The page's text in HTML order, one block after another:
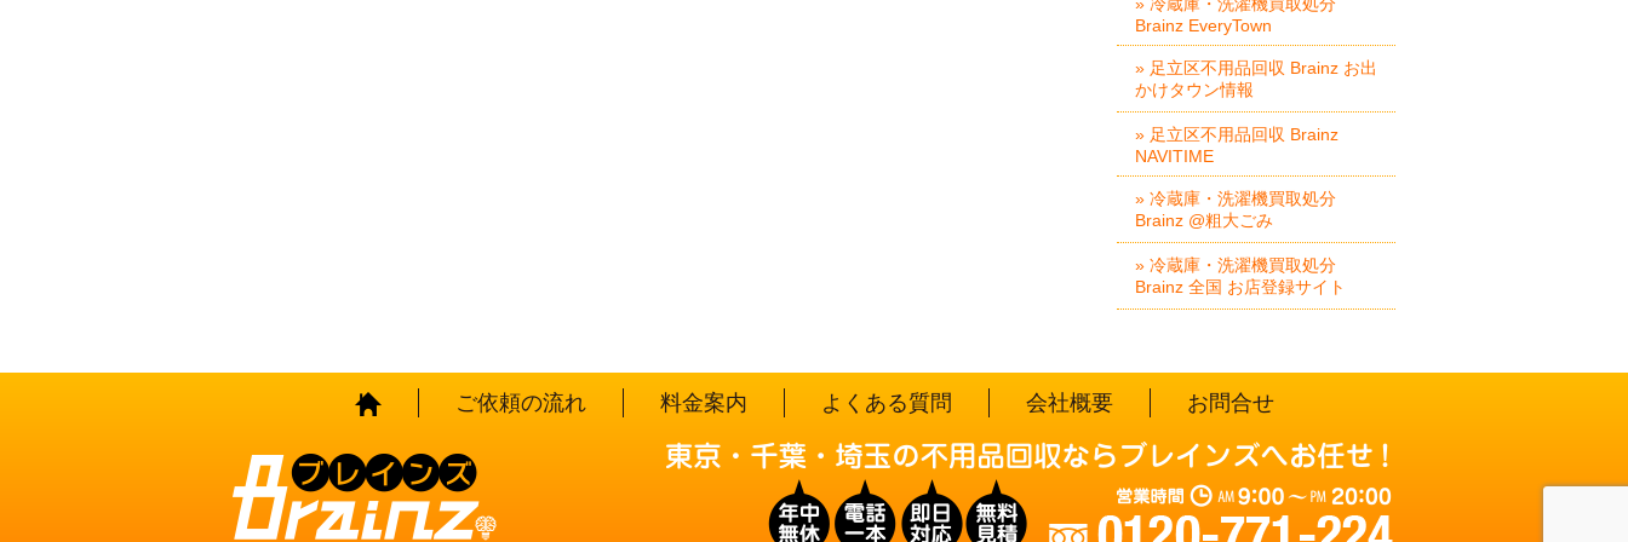
Brainz EveryTown
» 足立区不用品回収 Brainz お出
かけタウン情報
» 足立区不用品回収 Brainz
NAVITIME
» 冷蔵庫・洗濯機買取処分
Brainz @粗大ごみ
» 冷蔵庫・洗濯機買取処分
Brainz 全国 お店登録サイト
HOME ご依頼の流れ 料金案内 よくある質問 会社概要 お問合せ